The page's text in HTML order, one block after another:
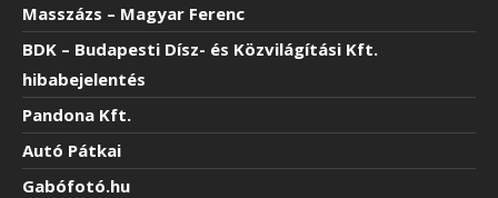
Masszázs – Magyar Ferenc
BDK – Budapesti Dísz- és Közvilágítási Kft.
hibabejelentés
Pandona Kft.
Autó Pátkai
Gabófotó.hu